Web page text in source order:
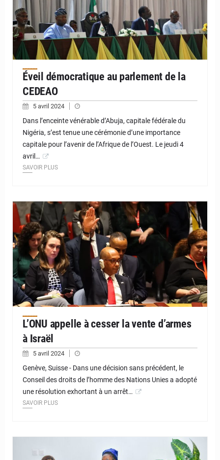
Éveil démocratique au parlement de la
CEDEAO
5 avril 2024
Dans l’enceinte vénérable d’Abuja, capitale fédérale du
Nigéria, s’est tenue une cérémonie d’une importance
capitale pour l’avenir de l’Afrique de l’Ouest. Le jeudi 4
avril…
SAVOIR PLUS
L’ONU appelle à cesser la vente d’armes
à Israël
5 avril 2024
Genève, Suisse - Dans une décision sans précédent, le
Conseil des droits de l’homme des Nations Unies a adopté
une résolution exhortant à un arrêt…
SAVOIR PLUS